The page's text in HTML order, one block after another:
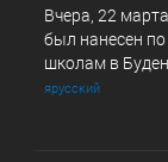
Вчера, 22
был нанесен
школам в
ярусский